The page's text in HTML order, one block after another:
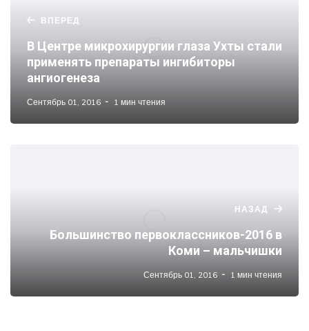
ВПЕРЕД
В Центре микрохирургии глаза Ухты стали
применять препараты ингибиторы
ангиогенеза
Сентябрь 01, 2016 1 мин чтения
НАЗАД
Большинство первоклассников-2016 в
Коми – мальчишки
Сентябрь 01, 2016 1 мин чтения